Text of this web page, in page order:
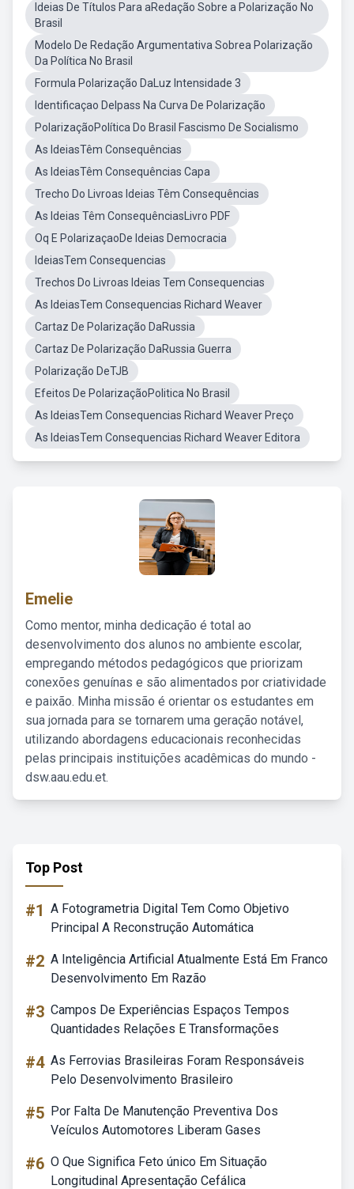
Ideias De Títulos Para aRedação Sobre a Polarização No
Brasil
Modelo De Redação Argumentativa Sobrea Polarização
Da Política No Brasil
Formula Polarização DaLuz Intensidade 3
Identificaçao DeIpass Na Curva De Polarização
PolarizaçãoPolítica Do Brasil Fascismo De Socialismo
As IdeiasTêm Consequências
As IdeiasTêm Consequências Capa
Trecho Do Livroas Ideias Têm Consequências
As Ideias Têm ConsequênciasLivro PDF
Oq E PolarizaçaoDe Ideias Democracia
IdeiasTem Consequencias
Trechos Do Livroas Ideias Tem Consequencias
As IdeiasTem Consequencias Richard Weaver
Cartaz De Polarização DaRussia
Cartaz De Polarização DaRussia Guerra
Polarização DeTJB
Efeitos De PolarizaçãoPolitica No Brasil
As IdeiasTem Consequencias Richard Weaver Preço
As IdeiasTem Consequencias Richard Weaver Editora
Emelie
Como mentor, minha dedicação é total ao
desenvolvimento dos alunos no ambiente escolar,
empregando métodos pedagógicos que priorizam
conexões genuínas e são alimentados por criatividade
e paixão. Minha missão é orientar os estudantes em
sua jornada para se tornarem uma geração notável,
utilizando abordagens educacionais reconhecidas
pelas principais instituições acadêmicas do mundo -
dsw.aau.edu.et.
Top Post
#1 A Fotogrametria Digital Tem Como Objetivo
Principal A Reconstrução Automática
#2 A Inteligência Artificial Atualmente Está Em Franco
Desenvolvimento Em Razão
#3 Campos De Experiências Espaços Tempos
Quantidades Relações E Transformações
#4 As Ferrovias Brasileiras Foram Responsáveis
Pelo Desenvolvimento Brasileiro
#5 Por Falta De Manutenção Preventiva Dos
Veículos Automotores Liberam Gases
#6 O Que Significa Feto único Em Situação
Longitudinal Apresentação Cefálica